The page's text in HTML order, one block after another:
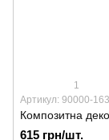
1
Артикул: 90000-
Композитна
615 грн/шт.